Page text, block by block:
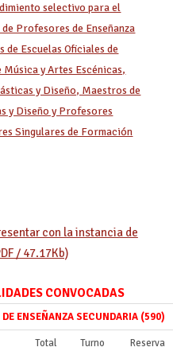
selectivo para el
Profesores de Enseñanza
Escuelas Oficiales de
y Artes Escénicas,
y Diseño, Maestros de
y Diseño y Profesores
Singulares de Formación
con la instancia de
/ 47.17Kb)
CONVOCADAS
ENSEÑANZA SECUNDARIA (590)
Total
Turno
Reserva